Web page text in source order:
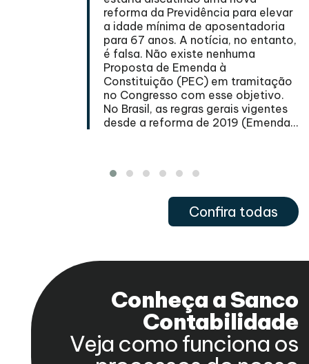
reforma da Previdência para elevar
a idade mínima de aposentadoria
para 67 anos. A notícia, no entanto,
é falsa. Não existe nenhuma
Proposta de Emenda à
Constituição (PEC) em tramitação
no Congresso com esse objetivo.
No Brasil, as regras gerais vigentes
desde a reforma de 2019 (Emenda...
Confira todas
Conheça a Sanco
Contabilidade
Veja como funciona os